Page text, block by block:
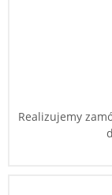
Realizujemy